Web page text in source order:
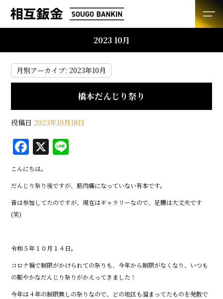
2023 10月
月別アーカイブ: 2023年10月
橋本だんじり祭り
投稿日 2023年10月18日
F
a
c
e
b
o
k
X
e
こんにちは。
だんじり祭り後ですが、筋肉痛になっていない有本です。
昔は参加してたのですが、現在はギャラリーなので、足腰は大丈夫です
(笑)
令和５年１０月１４日。
コロナ禍で制限がかけられての祭りも、今年から制限がなくなり、いつも
の賑やかなだんじり祭りがかえってきました！
今年は４年の制限無しの祭りなので、どの地区も溜まってたものを発散で